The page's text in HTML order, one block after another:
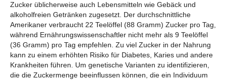
Zucker üblicherweise auch Lebensmitteln wie Gebäck und
alkoholfreien Getränken zugesetzt. Der durchschnittliche
Amerikaner verbraucht 22 Teelöffel (88 Gramm) Zucker pro Tag,
während Ernährungswissenschaftler nicht mehr als 9 Teelöffel
(36 Gramm) pro Tag empfehlen. Zu viel Zucker in der Nahrung
kann zu einem erhöhten Risiko für Diabetes, Karies und andere
Krankheiten führen. Um genetische Varianten zu identifizieren,
die die Zuckermenge beeinflussen können, die ein Individuum